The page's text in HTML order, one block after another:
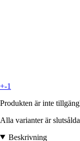
+-1
Produkten är inte
Alla varianter är slutsålda
Beskrivning